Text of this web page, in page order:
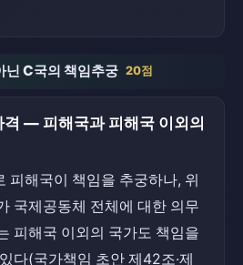
닌 C국의 책임추궁 20점
격 — 피해국과 피해국 이외의
피해국이 책임을 추궁하나, 위
국제공동체 전체에 대한 의무
피해국 이외의 국가도 책임을
다(국가책임 초안 제42조·제